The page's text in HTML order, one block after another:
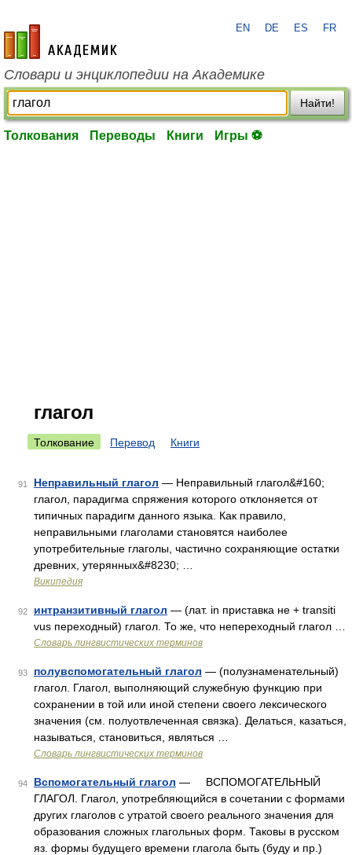
academic.ru
EN DE ES FR
Словари и энциклопедии на Академике
Найти!
Толкования Переводы Книги Игры ⚽
глагол
Толкование Перевод Книги
91 Неправильный глагол — Неправильный глагол&#160;
глагол, парадигма спряжения которого отклоняется от
типичных парадигм данного языка. Как правило,
неправильными глаголами становятся наиболее
употребительные глаголы, частично сохраняющие остатки
древних, утерянных&#8230; …
Википедия
92 интранзитивный глагол — (лат. in приставка не + transiti
vus переходный) глагол. То же, что непереходный глагол …
Словарь лингвистических терминов
93 полувспомогательный глагол — (полузнаменательный)
глагол. Глагол, выполняющий служебную функцию при
сохранении в той или иной степени своего лексического
значения (см. полуотвлеченная связка). Делаться, казаться,
называться, становиться, являться …
Словарь лингвистических терминов
94 Вспомогательный глагол — ВСПОМОГАТЕЛЬНЫЙ
ГЛАГОЛ. Глагол, употребляющийся в сочетании с формами
других глаголов с утратой своего реального значения для
образования сложных глагольных форм. Таковы в русском
яз. формы будущего времени глагола быть (буду и пр.)